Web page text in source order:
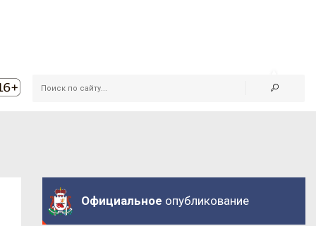
Официальное опубликование